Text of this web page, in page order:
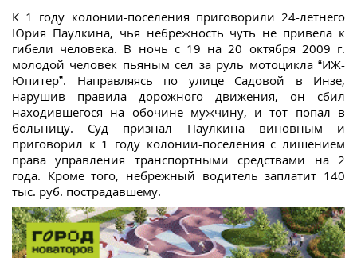
К 1 году колонии-поселения приговорили 24-летнего
Юрия Паулкина, чья небрежность чуть не привела к
гибели человека. В ночь с 19 на 20 октября 2009 г.
молодой человек пьяным сел за руль мотоцикла “ИЖ-
Юпитер”. Направляясь по улице Садовой в Инзе,
нарушив правила дорожного движения, он сбил
находившегося на обочине мужчину, и тот попал в
больницу. Суд признал Паулкина виновным и
приговорил к 1 году колонии-поселения с лишением
права управления транспортными средствами на 2
года. Кроме того, небрежный водитель заплатит 140
тыс. руб. пострадавшему.